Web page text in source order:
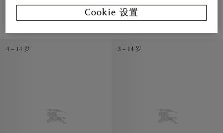
棉质 Hayfield 哈林顿外套
棉质 Hayfield 哈林顿外套, ¥5,100.00
格纹尼龙连帽外套
¥4,800.00
格纹尼龙连帽外套, ¥4,800.00
4 – 14 岁 3 – 14 岁
Cookie 设置